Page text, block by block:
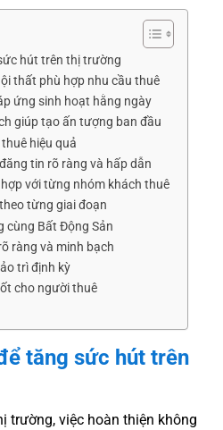
hút trên thị trường
thất phù hợp nhu cầu thuê
ứng sinh hoạt hằng ngày
giúp tạo ấn tượng ban đầu
hiệu quả
tin rõ ràng và hấp dẫn
với từng nhóm khách thuê
từng giai đoạn
cùng Bất Động Sản
ràng và minh bạch
trì định kỳ
cho người thuê
tăng sức hút trên
trường, việc hoàn thiện không